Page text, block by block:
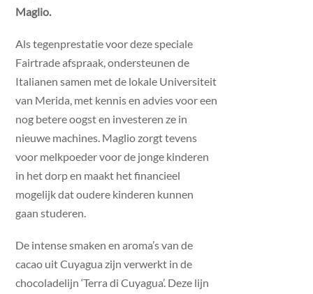
Maglio.
Als tegenprestatie voor deze speciale
Fairtrade afspraak, ondersteunen de
Italianen samen met de lokale Universiteit
van Merida, met kennis en advies voor een
nog betere oogst en investeren ze in
nieuwe machines. Maglio zorgt tevens
voor melkpoeder voor de jonge kinderen
in het dorp en maakt het financieel
mogelijk dat oudere kinderen kunnen
gaan studeren.
De intense smaken en aroma’s van de
cacao uit Cuyagua zijn verwerkt in de
chocoladelijn ‘Terra di Cuyagua’. Deze lijn